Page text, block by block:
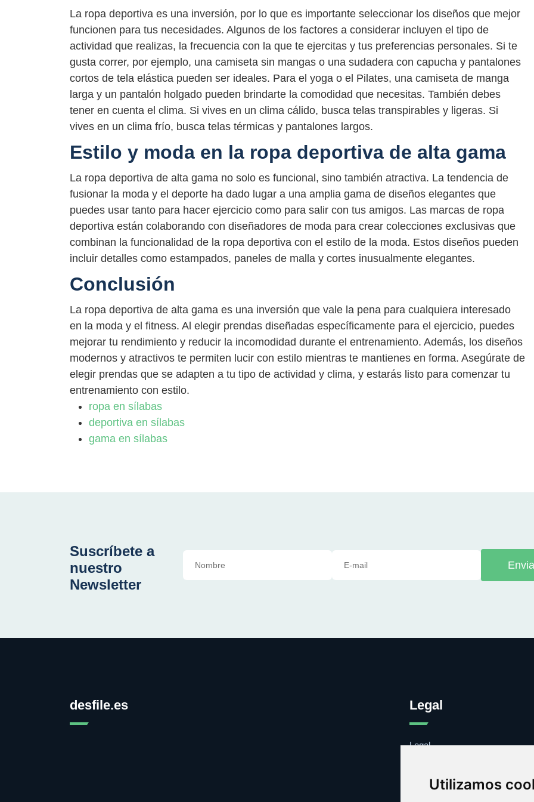
Utilizamos
La ropa deportiva es una inversión, por lo que es importante seleccionar los diseños que mejor
funcionen para tus necesidades. Algunos de los factores a considerar incluyen el tipo de
actividad que realizas, la frecuencia con la que te ejercitas y tus preferencias personales. Si te
gusta correr, por ejemplo, una camiseta sin mangas o una sudadera con capucha y pantalones
cortos de tela elástica pueden ser ideales. Para el yoga o el Pilates, una camiseta de manga
larga y un pantalón holgado pueden brindarte la comodidad que necesitas. También debes
tener en cuenta el clima. Si vives en un clima cálido, busca telas transpirables y ligeras. Si
vives en un clima frío, busca telas térmicas y pantalones largos.
Estilo y moda en la ropa deportiva de alta gama
La ropa deportiva de alta gama no solo es funcional, sino también atractiva. La tendencia de
fusionar la moda y el deporte ha dado lugar a una amplia gama de diseños elegantes que
puedes usar tanto para hacer ejercicio como para salir con tus amigos. Las marcas de ropa
deportiva están colaborando con diseñadores de moda para crear colecciones exclusivas que
combinan la funcionalidad de la ropa deportiva con el estilo de la moda. Estos diseños pueden
incluir detalles como estampados, paneles de malla y cortes inusualmente elegantes.
Conclusión
La ropa deportiva de alta gama es una inversión que vale la pena para cualquiera interesado
en la moda y el fitness. Al elegir prendas diseñadas específicamente para el ejercicio, puedes
mejorar tu rendimiento y reducir la incomodidad durante el entrenamiento. Además, los diseños
modernos y atractivos te permiten lucir con estilo mientras te mantienes en forma. Asegúrate de
elegir prendas que se adapten a tu tipo de actividad y clima, y estarás listo para comenzar tu
entrenamiento con estilo.
ropa en sílabas
deportiva en sílabas
gama en sílabas
Suscríbete a
nuestro
Newsletter
desfile.es Legal
Legal
Contacto